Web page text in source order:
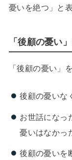
憂いを絶つ」と
「後顧の憂い
「後顧の憂い」
後顧の憂いな
お世話になっ
憂いはなかっ
後顧の憂いを